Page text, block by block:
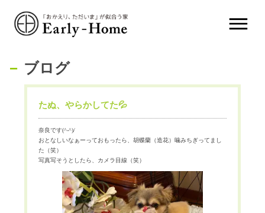
ブログ
たぬ、やらかしてた💦
奈良です(^-^)/
おとなしいなぁーっておもったら、胡蝶蘭（造花）噛みちぎってまし
た（笑）
写真写そうとしたら、カメラ目線（笑）